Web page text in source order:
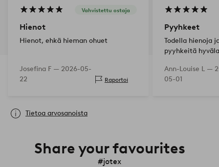
Vahvistettu ostaja
Hienot
Hienot, ehkä hieman ohuet
Josefina F — 2026-05-
22
Raportoi
Pyyhkeet
Todella hienoja
pyyhkeitä
Ann-Louise L —
05-01
Tietoa arvosanoista
Share your favourites
#jotex